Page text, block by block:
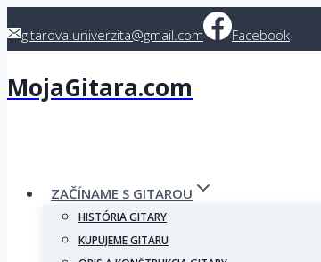
togitarova.univerzita@gmail.com Facebook
MojaGitara.com
ZAČÍNAME S GITAROU
HISTÓRIA GITARY
KUPUJEME GITARU